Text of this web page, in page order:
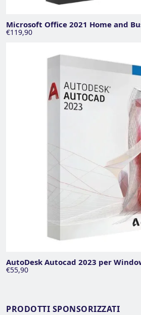
Microsoft Office 2021 Home and
€119,90
AutoDesk Autocad 2023 per
€55,90
PRODOTTI SPONSORIZZATI